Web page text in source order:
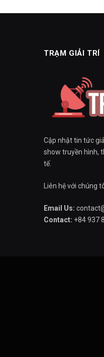
TRẠM GIẢI TRÍ
Cập nhật tin tức
show truyền hình,
tế.
Liên hệ với chúng
Email Us:
Contact: +84 937